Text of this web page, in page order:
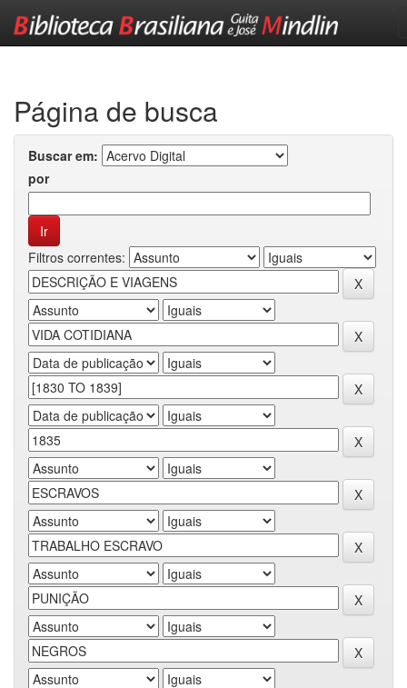
Página de busca
Buscar em:
por
Filtros correntes: